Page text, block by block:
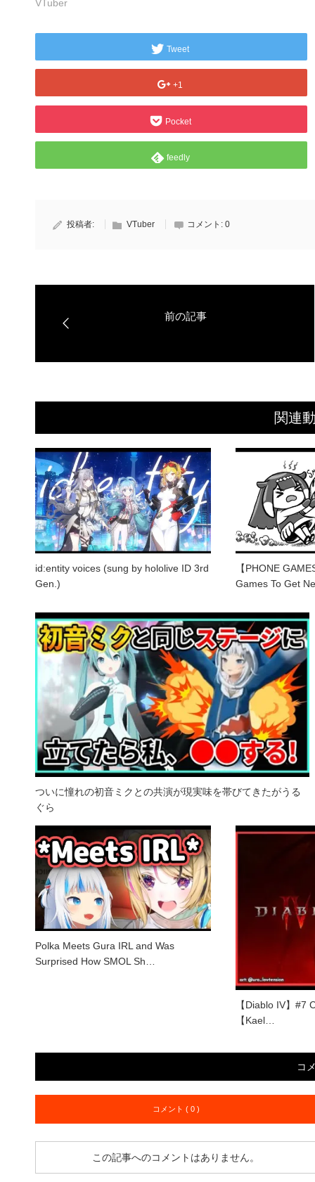
VTuber
Tweet
+1
Pocket
feedly
投稿者: VTuber コメント: 0
関連
id:entity voices (sung by hololive ID 3rd
Gen.)
【PHONE
Games To Get
ついに憧れの初音ミクとの共演が現実味を帯びてきたがうる
ぐら
Polka Meets Gura IRL and Was
Surprised How SMOL Sh…
【Diablo IV】#7
【Kael…
コ
コメント ( 0 )
この記事へのコメントはありません。